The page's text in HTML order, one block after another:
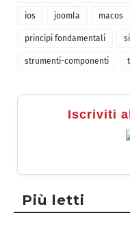
ios joomla macos
principi fondamentali
strumenti-componenti
Iscriviti
Più letti